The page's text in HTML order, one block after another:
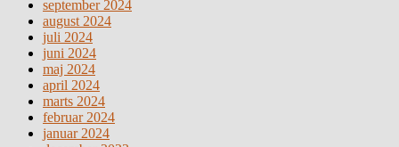
september 2024
august 2024
juli 2024
juni 2024
maj 2024
april 2024
marts 2024
februar 2024
januar 2024